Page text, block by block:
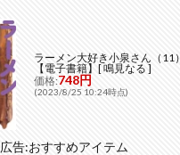
ラーメン大好き小泉さん（11）
【電子書籍】[ 鳴見なる ]
価格:748円
(2023/8/25 10:24時点)
広告:おすすめアイテム